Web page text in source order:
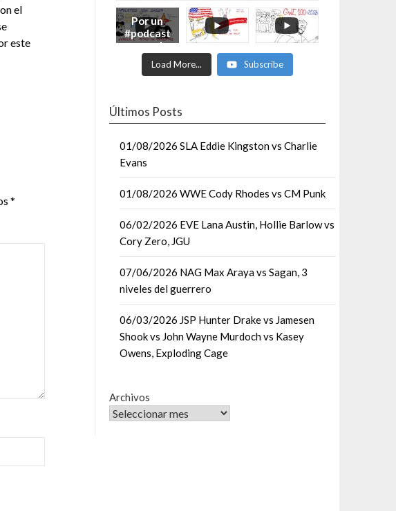
el
este
*
Por un
#podcast
con más
Moonsaul
ts #93:
MITAD
DE AÑO
Load More... Subscribe
Últimos Posts
01/08/2026 SLA Eddie Kingston vs Charlie
Evans
01/08/2026 WWE Cody Rhodes vs CM Punk
06/02/2026 EVE Lana Austin, Hollie Barlow vs
Cory Zero, JGU
07/06/2026 NAG Max Araya vs Sagan, 3
niveles del guerrero
06/03/2026 JSP Hunter Drake vs Jamesen
Shook vs John Wayne Murdoch vs Kasey
Owens, Exploding Cage
Archivos